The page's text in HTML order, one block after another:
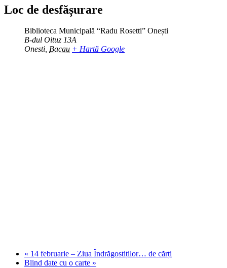
Loc de desfășurare
Biblioteca Municipală “Radu Rosetti” Onești
B-dul Oituz 13A
Onesti, Bacau + Hartă Google
« 14 februarie – Ziua Îndrăgostiților… de cărți
Blind date cu o carte »